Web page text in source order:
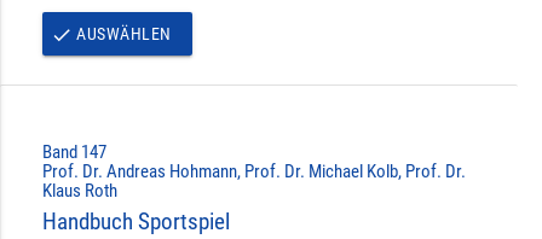
done AUSWÄHLEN
Band 147
Prof. Dr. Andreas Hohmann, Prof. Dr. Michael Kolb, Prof. Dr.
Klaus Roth
Handbuch Sportspiel